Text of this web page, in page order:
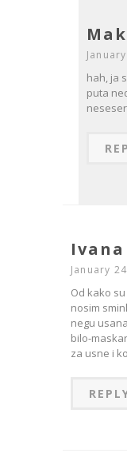
hah, ja
puta
Ivana
January
Od kako
nosim
negu
bilo-
za usne i